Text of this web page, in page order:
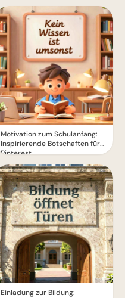
Motivation zum Schulanfang:
Inspirierende Botschaften für
Pinterest
Einladung zur Bildung: